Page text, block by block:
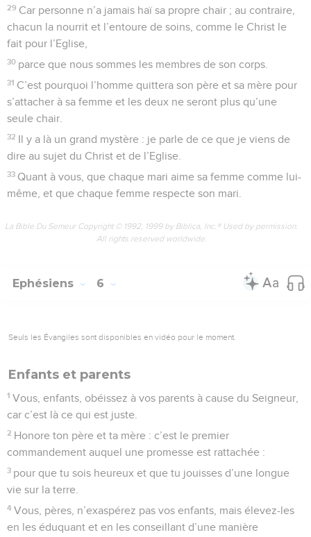
29 Car personne n’a jamais haï sa propre chair ; au contraire,
chacun la nourrit et l’entoure de soins, comme le Christ le
fait pour l’Eglise,
30 parce que nous sommes les membres de son corps.
31 C’est pourquoi l’homme quittera son père et sa mère pour
s’attacher à sa femme et les deux ne seront plus qu’une
seule chair.
32 Il y a là un grand mystère : je parle de ce que je viens de
dire au sujet du Christ et de l’Eglise.
33 Quant à vous, que chaque mari aime sa femme comme lui-
même, et que chaque femme respecte son mari.
La Bible Du Semeur Copyright © 1992, 1999 by Biblica, Inc.® Used by permission.
All rights reserved worldwide.
Ephésiens 6
Seuls les Évangiles sont disponibles en vidéo pour le moment.
Enfants et parents
1 Vous, enfants, obéissez à vos parents à cause du Seigneur,
car c’est là ce qui est juste.
2 Honore ton père et ta mère : c’est le premier
commandement auquel une promesse est rattachée :
3 pour que tu sois heureux et que tu jouisses d’une longue
vie sur la terre.
4 Vous, pères, n’exaspérez pas vos enfants, mais élevez-les
en les éduquant et en les conseillant d’une manière